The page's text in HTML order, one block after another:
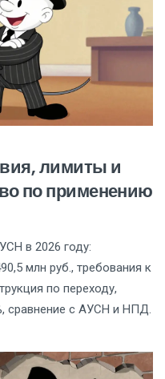
лимиты и
по применению
в 2026 году:
млн руб., требования к
по переходу,
сравнение с АУСН и НПД.